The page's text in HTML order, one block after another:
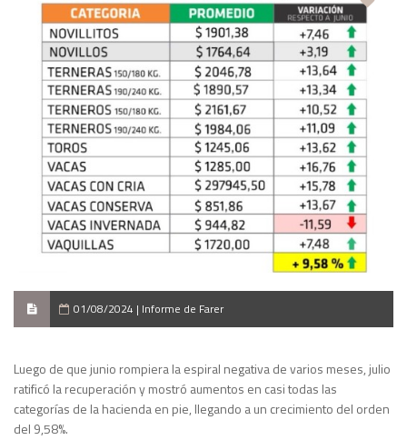
01/08/2024 | Informe de Farer
Luego de que junio rompiera la espiral negativa de varios meses, julio
ratificó la recuperación y mostró aumentos en casi todas las
categorías de la hacienda en pie, llegando a un crecimiento del orden
del 9,58%.